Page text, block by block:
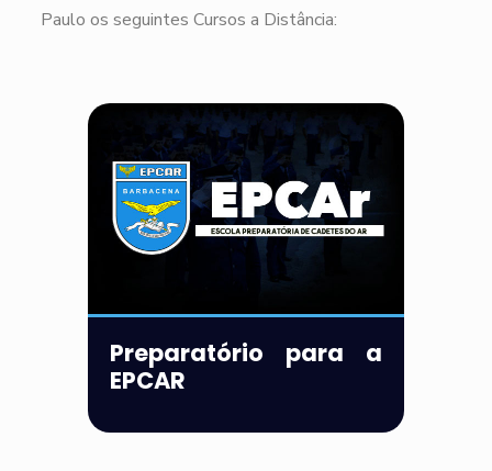
Paulo os seguintes Cursos a Distância:
Preparatório para a
EPCAR